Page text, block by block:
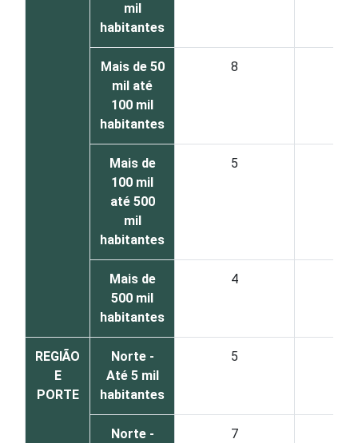
mil
habitantes
Mais de 50
mil até
100 mil
habitantes
8
Mais de
100 mil
até 500
mil
habitantes
5
Mais de
500 mil
habitantes
4
REGIÃO
E
PORTE
Norte -
Até 5 mil
habitantes
5
Norte -
7